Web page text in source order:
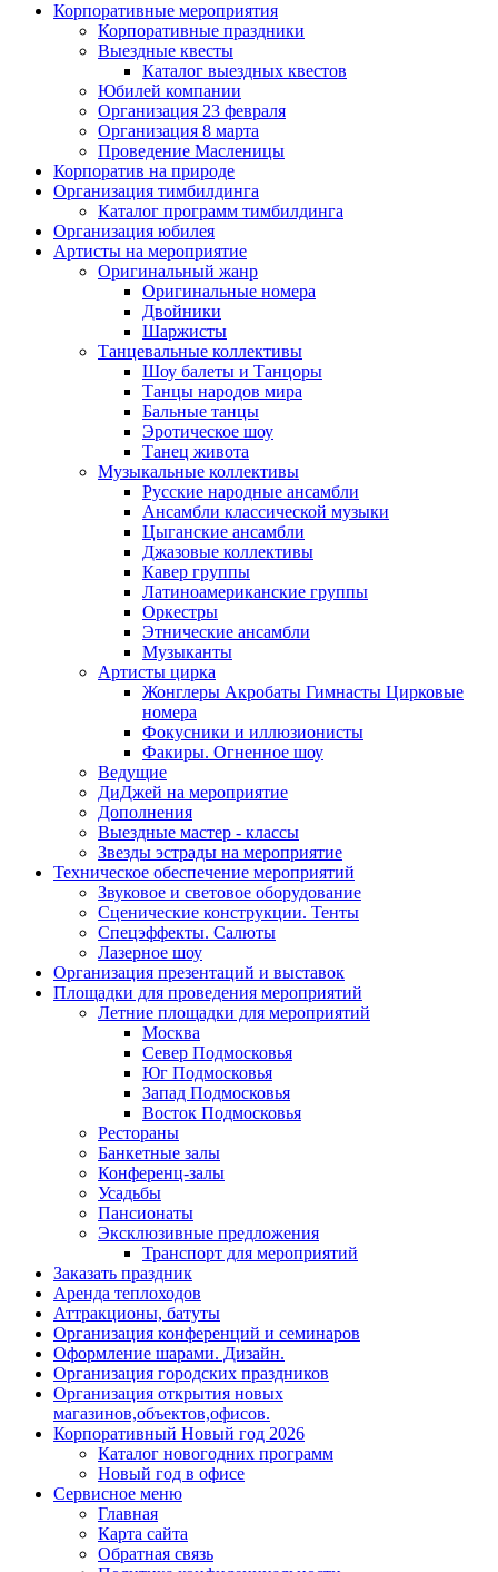
Корпоративные мероприятия
Корпоративные праздники
Выездные квесты
Каталог выездных квестов
Юбилей компании
Организация 23 февраля
Организация 8 марта
Проведение Масленицы
Корпоратив на природе
Организация тимбилдинга
Каталог программ тимбилдинга
Организация юбилея
Артисты на мероприятие
Оригинальный жанр
Оригинальные номера
Двойники
Шаржисты
Танцевальные коллективы
Шоу балеты и Танцоры
Танцы народов мира
Бальные танцы
Эротическое шоу
Танец живота
Музыкальные коллективы
Русские народные ансамбли
Ансамбли классической музыки
Цыганские ансамбли
Джазовые коллективы
Кавер группы
Латиноамериканские группы
Оркестры
Этнические ансамбли
Музыканты
Артисты цирка
Жонглеры Акробаты Гимнасты Цирковые
номера
Фокусники и иллюзионисты
Факиры. Огненное шоу
Ведущие
ДиДжей на мероприятие
Дополнения
Выездные мастер - классы
Звезды эстрады на мероприятие
Техническое обеспечение мероприятий
Звуковое и световое оборудование
Сценические конструкции. Тенты
Спецэффекты. Салюты
Лазерное шоу
Организация презентаций и выставок
Площадки для проведения мероприятий
Летние площадки для мероприятий
Москва
Север Подмосковья
Юг Подмосковья
Запад Подмосковья
Восток Подмосковья
Рестораны
Банкетные залы
Конференц-залы
Усадьбы
Пансионаты
Эксклюзивные предложения
Транспорт для мероприятий
Заказать праздник
Аренда теплоходов
Аттракционы, батуты
Организация конференций и семинаров
Оформление шарами. Дизайн.
Организация городских праздников
Организация открытия новых
магазинов,объектов,офисов.
Корпоративный Новый год 2026
Каталог новогодних программ
Новый год в офисе
Сервисное меню
Главная
Карта сайта
Обратная связь